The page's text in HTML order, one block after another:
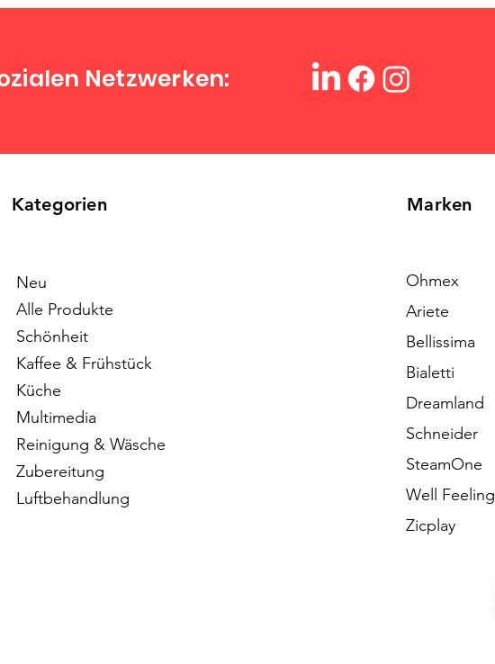
Netzwerken:
Kategorien
Neu
Alle Produkte
Schönheit
Kaffee & Frühstück
Küche
Multimedia
Reinigung & Wäsche
Zubereitung
Luftbehandlung
Marken
Ohmex
Ariete
Bellissima
Bialetti
Dreamland
Schneider
SteamOne
Well Feeling
Zicplay